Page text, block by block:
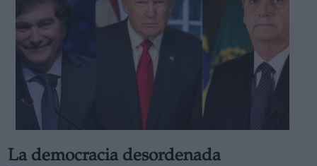
La democracia desordenada